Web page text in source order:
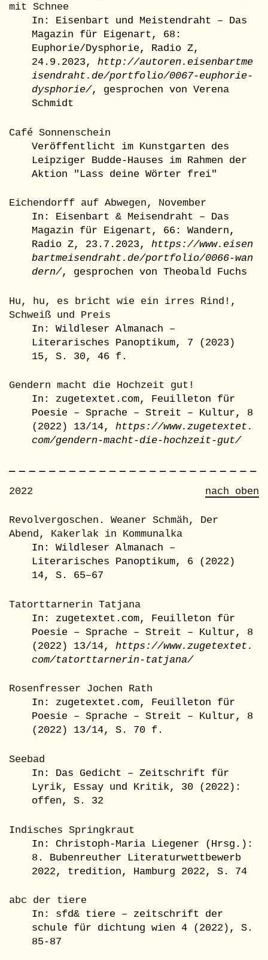
mit Schnee
In: Eisenbart und Meistendraht – Das
Magazin für Eigenart, 68:
Euphorie/Dysphorie, Radio Z,
24.9.2023,http://autoren.eisenbartme
isendraht.de/portfolio/0067-euphorie-
dysphorie/, gesprochen von Verena
Schmidt
Café Sonnenschein
Veröffentlicht im Kunstgarten des
Leipziger Budde-Hauses im Rahmen der
Aktion "Lass deine Wörter frei"
Eichendorff auf Abwegen, November
In: Eisenbart & Meisendraht – Das
Magazin für Eigenart, 66: Wandern,
Radio Z, 23.7.2023,https://www.eisen
bartmeisendraht.de/portfolio/0066-wan
dern/, gesprochen von Theobald Fuchs
Hu, hu, es bricht wie ein irres Rind!,
Schweiß und Preis
In: Wildleser Almanach –
Literarisches Panoptikum, 7 (2023)
15, S. 30, 46 f.
Gendern macht die Hochzeit gut!
In: zugetextet.com, Feuilleton für
Poesie – Sprache – Streit – Kultur, 8
(2022) 13/14,https://www.zugetextet.
com/gendern-macht-die-hochzeit-gut/
2022 nach oben
Revolvergoschen. Weaner Schmäh, Der
Abend, Kakerlak in Kommunalka
In: Wildleser Almanach –
Literarisches Panoptikum, 6 (2022)
14, S. 65–67
Tatorttarnerin Tatjana
In: zugetextet.com, Feuilleton für
Poesie – Sprache – Streit – Kultur, 8
(2022) 13/14,https://www.zugetextet.
com/tatorttarnerin-tatjana/
Rosenfresser Jochen Rath
In: zugetextet.com, Feuilleton für
Poesie – Sprache – Streit – Kultur, 8
(2022) 13/14, S. 70 f.
Seebad
In: Das Gedicht – Zeitschrift für
Lyrik, Essay und Kritik, 30 (2022):
offen, S. 32
Indisches Springkraut
In: Christoph-Maria Liegener (Hrsg.):
8. Bubenreuther Literaturwettbewerb
2022, tredition, Hamburg 2022, S. 74
abc der tiere
In: sfd& tiere – zeitschrift der
schule für dichtung wien 4 (2022), S.
85-87